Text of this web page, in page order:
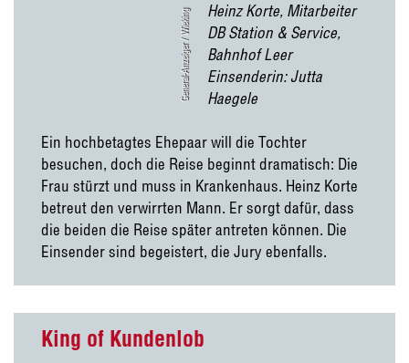
General-Anzeiger / Wieking
Heinz Korte, Mitarbeiter
DB Station & Service,
Bahnhof Leer
Einsenderin: Jutta
Haegele
Ein hochbetagtes Ehepaar will die Tochter
besuchen, doch die Reise beginnt dramatisch: Die
Frau stürzt und muss in Krankenhaus. Heinz Korte
betreut den verwirrten Mann. Er sorgt dafür, dass
die beiden die Reise später antreten können. Die
Einsender sind begeistert, die Jury ebenfalls.
King of Kundenlob